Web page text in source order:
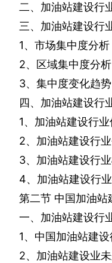
二、加油站建设行
三、加油站建设行
1、市场集中度分析
2、区域集中度分析
3、集中度变化趋势
四、加油站建设行
1、加油站建设行
2、加油站建设行
3、加油站建设行
4、加油站建设行
第二节 中国加油站
一、加油站建设行
1、中国加油站建
2、加油站建设业